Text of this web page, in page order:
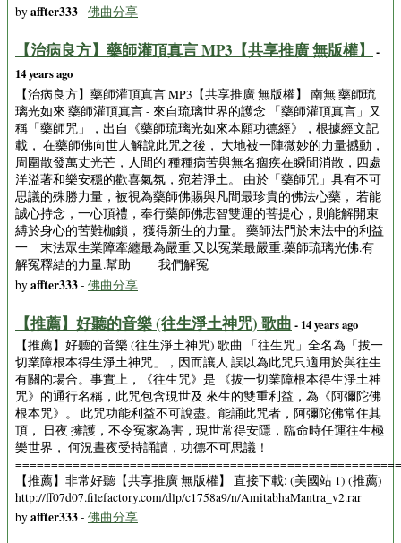
byaffter333- 佛曲分享
【治病良方】藥師灌頂真言 MP3【共享推廣 無版權】
-
14 years ago
【治病良方】藥師灌頂真言 MP3【共享推廣 無版權】 南無 藥師琉
璃光如來 藥師灌頂真言 - 來自琉璃世界的護念 「藥師灌頂真言」又
稱「藥師咒」，出自《藥師琉璃光如來本願功德經》，根據經文記
載， 在藥師佛向世人解說此咒之後， 大地被一陣微妙的力量撼動，
周圍散發萬丈光芒，人間的 種種病苦與無名痼疾在瞬間消散，四處
洋溢著和樂安穩的歡喜氣氛，宛若淨土。 由於「藥師咒」具有不可
思議的殊勝力量，被視為藥師佛賜與凡間最珍貴的佛法心藥， 若能
誠心持念，一心頂禮，奉行藥師佛悲智雙運的菩提心，則能解開束
縛於身心的苦難枷鎖， 獲得新生的力量。 藥師法門於末法中的利益
一 末法眾生業障牽纏最為嚴重.又以冤業最嚴重.藥師琉璃光佛.有
解冤釋結的力量.幫助 我們解冤
byaffter333- 佛曲分享
【推薦】好聽的音樂 (往生淨土神咒) 歌曲 - 14 years ago
【推薦】好聽的音樂 (往生淨土神咒) 歌曲 「往生咒」全名為「拔一
切業障根本得生淨土神咒」，因而讓人 誤以為此咒只適用於與往生
有關的場合。事實上，《往生咒》是 《拔一切業障根本得生淨土神
咒》的通行名稱，此咒包含現世及 來生的雙重利益，為《阿彌陀佛
根本咒》。 此咒功能利益不可說盡。能誦此咒者，阿彌陀佛常住其
頂， 日夜 擁護，不令冤家為害，現世常得安隱，臨命時任運往生極
樂世界， 何況晝夜受持誦讀，功德不可思議！
【推薦】非常好聽【共享推廣 無版權】 直接下載: (美國站 1) (推薦)
http://ff07d07.filefactory.com/dlp/c1758a9/n/AmitabhaMantra_v2.rar
byaffter333- 佛曲分享